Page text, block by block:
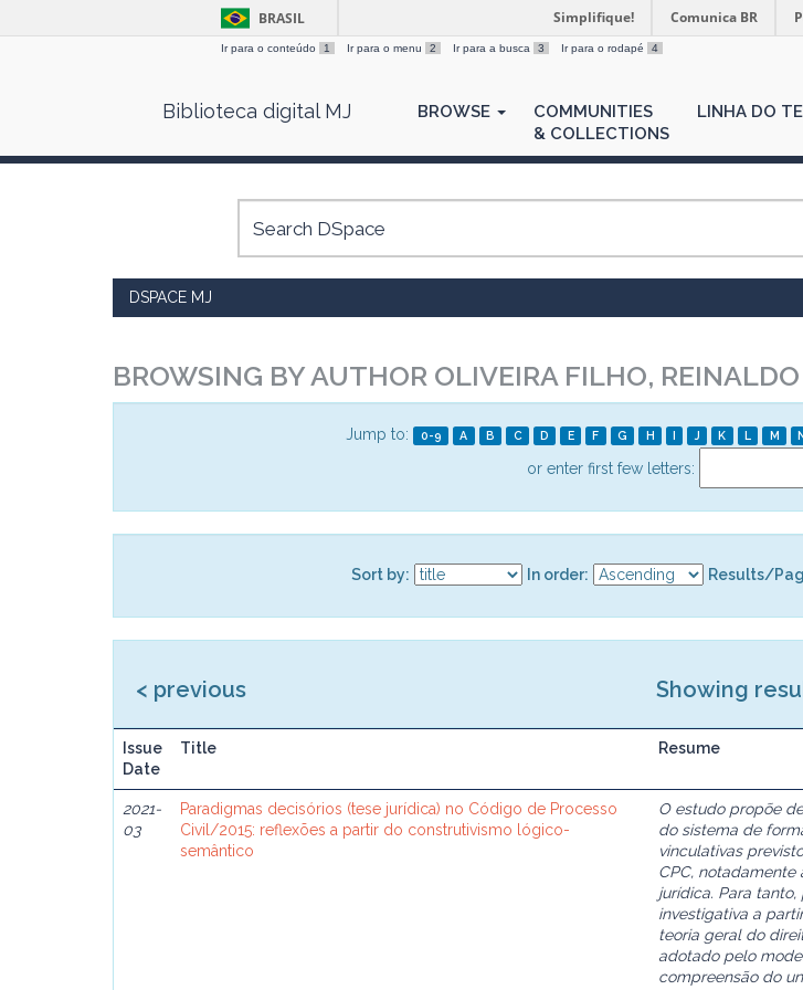
BRASIL Simplifique! Comunica BR
Ir para o conteúdo 1 Ir para o menu 2 Ir para a busca 3 Ir para o rodapé 4
Biblioteca digital MJ BROWSE
COMMUNITIES
& COLLECTIONS
LINHA DO
DSPACE MJ
BROWSING BY AUTHOR OLIVEIRA FILHO,
Jump to: 0-9 A B C D E F G H I J K L M
or enter first few letters:
Sort by: In order: Results/
Showing
< previous
Issue
Date
Title Resume
2021-
03
Paradigmas decisórios (tese jurídica) no Código de Processo
Civil/2015: reflexões a partir do construtivismo lógico-
semântico
O estudo propõe
do sistema de
vinculativas
CPC,
jurídica. Para
investigativa a
teoria geral do
adotado pelo
compreensão do